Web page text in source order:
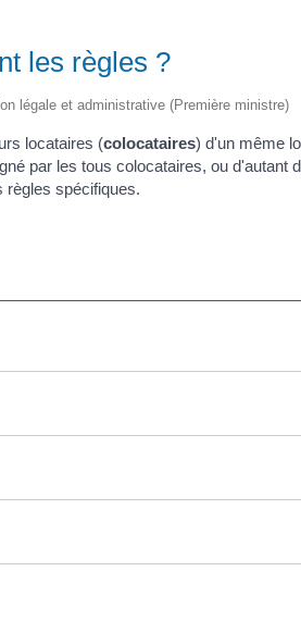
les règles ?
légale et administrative (Première ministre)
locataires (colocataires) d'un même
par les tous colocataires, ou d'autant
règles spécifiques.